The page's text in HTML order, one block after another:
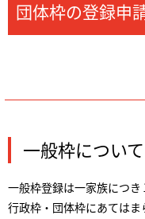
団体枠の登録申
一般枠について
一般枠登録は一家族につき
行政枠・団体枠にあては